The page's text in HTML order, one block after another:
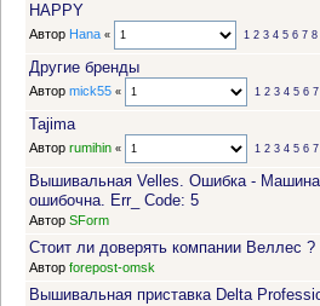
HAPPY
Автор Hana « 1 2 3 4 5 6 7 8
Другие бренды
Автор mick55 « 1 2 3 4 5 6 7
Tajima
Автор rumihin « 1 2 3 4 5 6 7
Вышивальная Velles. Ошибка -
ошибочна. Err_ Code: 5
Автор SForm
Стоит ли доверять компании Веллес ?
Автор forepost-omsk
Вышивальная приставка Delta